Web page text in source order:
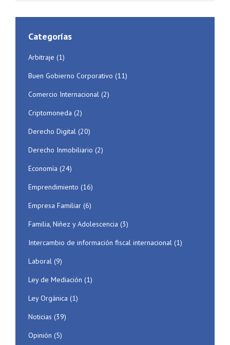
Categorías
Arbitraje (1)
Buen Gobierno Corporativo (11)
Comercio Internacional (2)
Criptomoneda (2)
Derecho Digital (20)
Derecho Inmobiliario (2)
Economía (24)
Emprendimiento (16)
Empresa Familiar (6)
Familia, Niñez y Adolescencia (3)
Intercambio de información fiscal internacional (1)
Laboral (9)
Ley de Mediación (1)
Ley Orgánica (1)
Noticias (39)
Opinión (5)